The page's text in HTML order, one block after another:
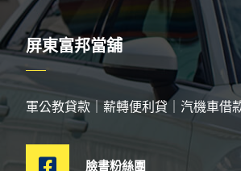
屏東富邦當舖
軍公教貸款｜薪轉便利貸｜汽機車借
臉書粉絲團